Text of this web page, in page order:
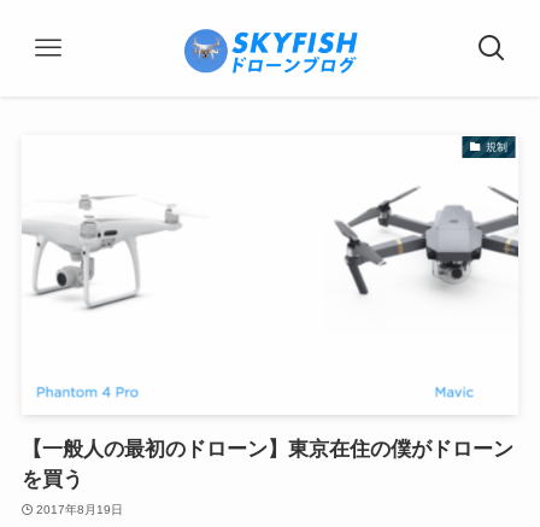
規制
【一般人の最初のドローン】東京在住の僕がドローン
を買う
2017年8月19日